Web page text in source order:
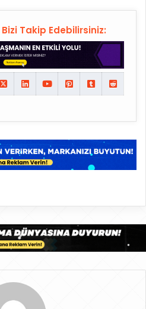
Takip Edebilirsiniz: